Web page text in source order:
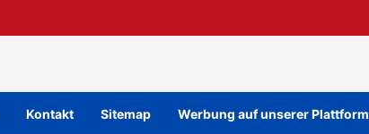
Kontakt Sitemap Werbung auf unserer Plattform